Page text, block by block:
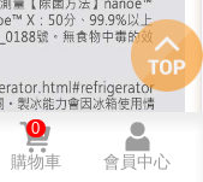
購物車
0
會員中心